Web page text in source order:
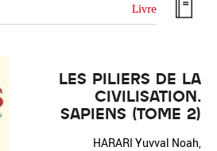
Fermer la recherche avancée
Livre
LES PILIERS DE LA
CIVILISATION.
SAPIENS (TOME 2)
HARARI Yuvval Noah,